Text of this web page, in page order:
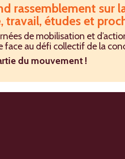
rassemblement sur
travail, études et
de mobilisation et
face au défi collectif de la
du mouvement !